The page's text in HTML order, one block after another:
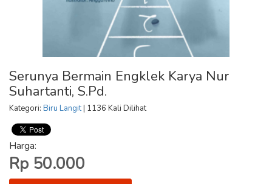
Serunya Bermain Engklek Karya Nur
Suhartanti, S.Pd.
Kategori: Biru Langit| 1136 Kali Dilihat
Harga:
Rp 50.000